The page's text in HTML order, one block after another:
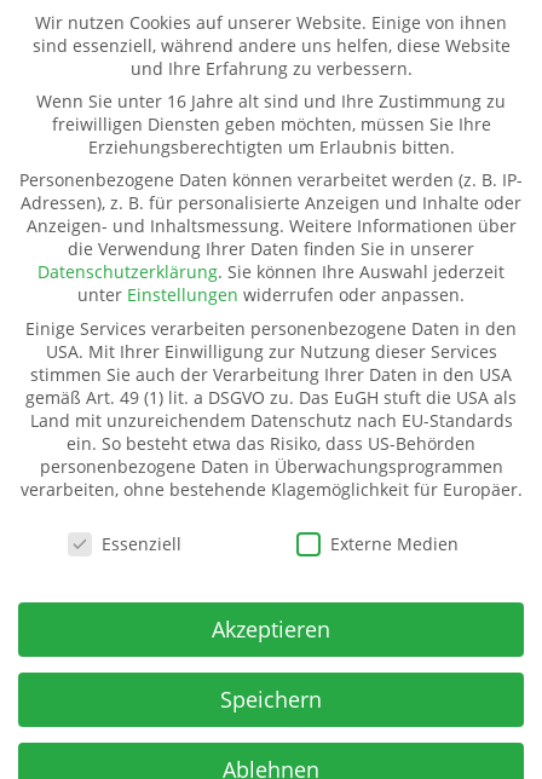
Dienstag - Mittwoch
9-12.00 und 13-16.00 Uhr (und nach Vereinbarung)
Weitere Informationen
Kontakt
Impressum
Datenschutz
Pate werden
Spenden
Mitglied werden
Kinderhilfe Westafrika e.V.
Kinderhilfe Westafrika e.V.
Dorfstraße 18 (Kahmer)
IBAN:
DE06 5009 2100 0001 7141 71
BIC: GENODE51BH2
Spar- u Kreditbank ev-freikirchl. Gemeinden
Wir nutzen Cookies auf unserer Website. Einige von ihnen
sind essenziell, während andere uns helfen, diese Website
und Ihre Erfahrung zu verbessern.
Wenn Sie unter 16 Jahre alt sind und Ihre Zustimmung zu
freiwilligen Diensten geben möchten, müssen Sie Ihre
Erziehungsberechtigten um Erlaubnis bitten.
Personenbezogene Daten können verarbeitet werden (z. B. IP-
Adressen), z. B. für personalisierte Anzeigen und Inhalte oder
Anzeigen- und Inhaltsmessung. Weitere Informationen über
die Verwendung Ihrer Daten finden Sie in unserer
Datenschutzerklärung. Sie können Ihre Auswahl jederzeit
unter Einstellungen widerrufen oder anpassen.
Einige Services verarbeiten personenbezogene Daten in den
USA. Mit Ihrer Einwilligung zur Nutzung dieser Services
stimmen Sie auch der Verarbeitung Ihrer Daten in den USA
gemäß Art. 49 (1) lit. a DSGVO zu. Das EuGH stuft die USA als
Land mit unzureichendem Datenschutz nach EU-Standards
ein. So besteht etwa das Risiko, dass US-Behörden
personenbezogene Daten in Überwachungsprogrammen
verarbeiten, ohne bestehende Klagemöglichkeit für Europäer.
Datenschutzeinstellungen
Essenziell Externe Medien
Akzeptieren
Speichern
Ablehnen